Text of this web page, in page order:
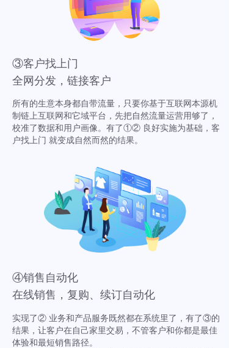
③客户找上门
全网分发，链接客户
所有的生意本身都自带流量，只要你基于互联网本源机
制链上互联网和它域平台，先把自然流量运营用够了，
校准了数据和用户画像。有了①② 良好实施为基础，客
户找上门 就变成自然而然的结果。
④销售自动化
在线销售，复购、续订自动化
实现了② 业务和产品服务既然都在系统里了，有了③的
结果，让客户在自己家里交易，不管客户和你都是最佳
体验和最短销售路径。